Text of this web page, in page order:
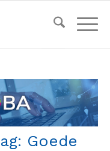
Goede